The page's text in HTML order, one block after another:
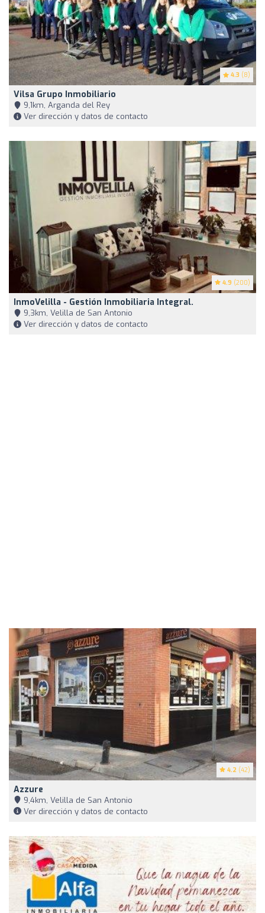
4.3 (8)
Vilsa Grupo Inmobiliario
9,1km, Arganda del Rey
Ver dirección y datos de contacto
4.9 (200)
InmoVelilla - Gestión Inmobiliaria Integral.
9,3km, Velilla de San Antonio
Ver dirección y datos de contacto
4.2 (42)
Azzure
9,4km, Velilla de San Antonio
Ver dirección y datos de contacto